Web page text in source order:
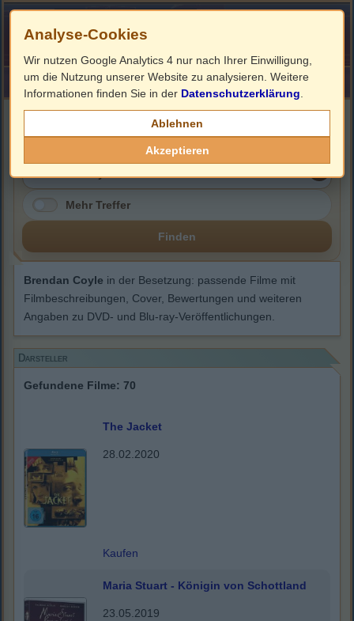
HOME ImpressumLinks
Brendan Coyle
Mehr Treffer
Finden
Brendan Coyle in der Besetzung: passende Filme mit
Filmbeschreibungen, Cover, Bewertungen und weiteren
Angaben zu DVD- und Blu-ray-Veröffentlichungen.
Darsteller
Gefundene Filme: 70
The Jacket
28.02.2020
Kaufen
Maria Stuart - Königin von Schottland
23.05.2019
Analyse-Cookies
Wir nutzen Google Analytics 4 nur nach Ihrer Einwilligung,
um die Nutzung unserer Website zu analysieren. Weitere
Informationen finden Sie in der Datenschutzerklärung
Ablehnen
Akzeptieren